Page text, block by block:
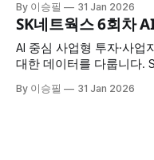
용법을 집중적으로 훈련했습니다. 교육 개요 *
전자 마케터 * 교육 구성: 총 4회차 (콘텐츠 마케팅 2회 + 퍼포
먼스 마케팅 2회) * 교육 시간: 회차당 7시간 * 교육 특징: 마케
팅 직무
By 이승필 31 Jan 2026
SK네트웍스 6회차
AI 중심 사업형 투자·사
대한 데이터를 다룹니다.
미지 제작까지 실무 전반
By 이승필 31 Jan 2026